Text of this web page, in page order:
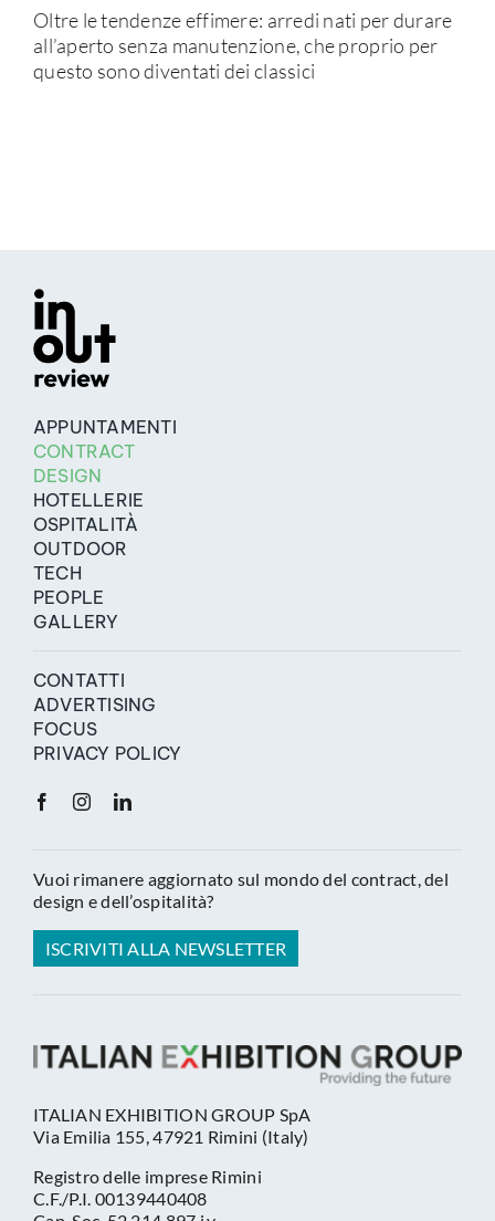
Oltre le tendenze effimere: arredi nati per durare
all’aperto senza manutenzione, che proprio per
questo sono diventati dei classici
APPUNTAMENTI
CONTRACT
DESIGN
HOTELLERIE
OSPITALITÀ
OUTDOOR
TECH
PEOPLE
GALLERY
CONTATTI
ADVERTISING
FOCUS
PRIVACY POLICY
Vuoi rimanere aggiornato sul mondo del contract, del
design e dell’ospitalità?
ISCRIVITI ALLA NEWSLETTER
ITALIAN EXHIBITION GROUP SpA
Via Emilia 155, 47921 Rimini (Italy)
Registro delle imprese Rimini
C.F./P.I. 00139440408